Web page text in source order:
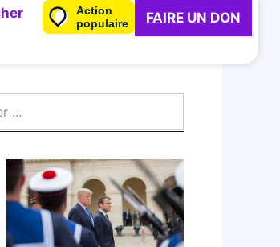
Action
populaire
FAIRE UN DON